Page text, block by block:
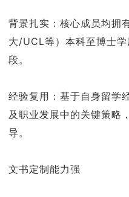
背景扎实：核心成员均拥
大/UCL等）本科至博士
段。
经验复用：基于自身留学
及职业发展中的关键策略
导。
文书定制能力强